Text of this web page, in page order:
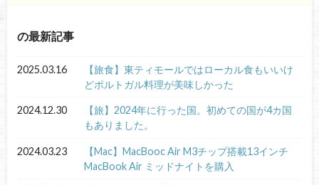
の最新記事
2025.03.16
【旅食】東ティモールではローカル食もいいけ
どポルトガル料理が美味しかった
2024.12.30
【旅】2024年に行った国。初めての国が4カ国
もありました。
2024.03.23
【Mac】MacBooc Air M3チップ搭載13インチ
MacBook Air ミッドナイトを購入